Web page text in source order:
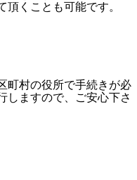
くことも可能です。
町村の役所で手続きが必
しますので、ご安心下さ